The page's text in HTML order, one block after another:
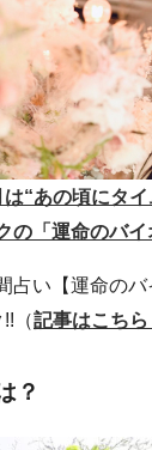
“あの頃にタ
「運命のバイ
占い【運命のバ
（記事はこちら
？